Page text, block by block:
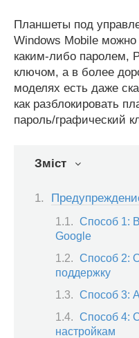
Планшеты под
Windows Mobile
каким-либо паролем,
ключом, а в более
моделях есть даже
как разблокировать
пароль/графический
Зміст
Способ 1:
Google
Способ 2:
поддержку
Способ 3:
Способ 4:
настройкам